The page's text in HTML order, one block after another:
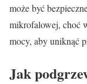
może być
mikrofalowej, choć
mocy, aby uniknąć
Jak